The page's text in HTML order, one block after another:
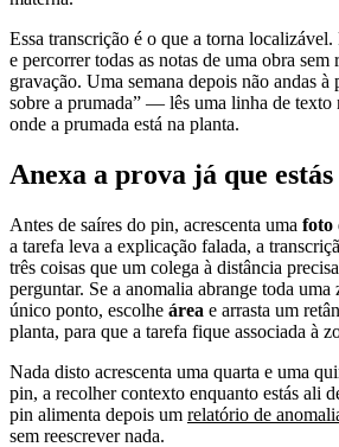
Essa transcrição é o que a torna localizável.
e percorrer todas as notas de uma obra sem
gravação. Uma semana depois não andas
sobre a prumada” — lês uma linha de texto
onde a prumada está na planta.
Anexa a prova já que
Antes de saíres do pin, acrescenta uma foto
a tarefa leva a explicação falada, a
três coisas que um colega à distância
perguntar. Se a anomalia abrange toda uma
único ponto, escolhe área e arrasta um
planta, para que a tarefa fique associada à
Nada disto acrescenta uma quarta e uma
pin, a recolher contexto enquanto estás ali
pin alimenta depois um relatório de
sem reescrever nada.